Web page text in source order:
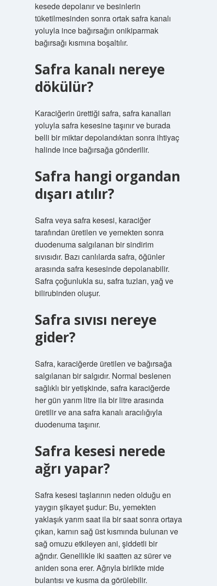
kesede depolanır ve besinlerin
tüketilmesinden sonra ortak safra kanalı
yoluyla ince bağırsağın onikiparmak
bağırsağı kısmına boşaltılır.
Safra kanalı nereye
dökülür?
Karaciğerin ürettiği safra, safra kanalları
yoluyla safra kesesine taşınır ve burada
belli bir miktar depolandıktan sonra ihtiyaç
halinde ince bağırsağa gönderilir.
Safra hangi organdan
dışarı atılır?
Safra veya safra kesesi, karaciğer
tarafından üretilen ve yemekten sonra
duodenuma salgılanan bir sindirim
sıvısıdır. Bazı canlılarda safra, öğünler
arasında safra kesesinde depolanabilir.
Safra çoğunlukla su, safra tuzları, yağ ve
bilirubinden oluşur.
Safra sıvısı nereye
gider?
Safra, karaciğerde üretilen ve bağırsağa
salgılanan bir salgıdır. Normal beslenen
sağlıklı bir yetişkinde, safra karaciğerde
her gün yarım litre ila bir litre arasında
üretilir ve ana safra kanalı aracılığıyla
duodenuma taşınır.
Safra kesesi nerede
ağrı yapar?
Safra kesesi taşlarının neden olduğu en
yaygın şikayet şudur: Bu, yemekten
yaklaşık yarım saat ila bir saat sonra ortaya
çıkan, karnın sağ üst kısmında bulunan ve
sağ omuzu etkileyen ani, şiddetli bir
ağrıdır. Genellikle iki saatten az sürer ve
aniden sona erer. Ağrıyla birlikte mide
bulantısı ve kusma da görülebilir.